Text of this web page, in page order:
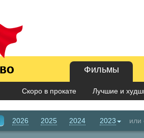
Фильмы
Скоро в прокате Лучшие и
2026 2025 2024 2023